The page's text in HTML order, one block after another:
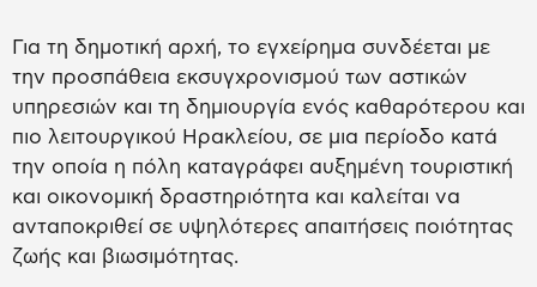
Για τη δημοτική αρχή, το εγχείρημα συνδέεται με
την προσπάθεια εκσυγχρονισμού των αστικών
υπηρεσιών και τη δημιουργία ενός καθαρότερου και
πιο λειτουργικού Ηρακλείου, σε μια περίοδο κατά
την οποία η πόλη καταγράφει αυξημένη τουριστική
και οικονομική δραστηριότητα και καλείται να
ανταποκριθεί σε υψηλότερες απαιτήσεις ποιότητας
ζωής και βιωσιμότητας.